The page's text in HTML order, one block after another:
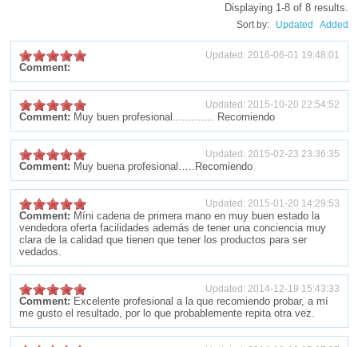
Displaying 1-8 of 8 results.
Sort by: Updated Added
Updated: 2016-06-01 19:48:01
Comment:
Updated: 2015-10-20 22:54:52
Comment: Muy buen profesional............. Recomiendo
Updated: 2015-02-23 23:36:35
Comment: Muy buena profesional…..Recomiendo
Updated: 2015-01-20 14:29:53
Comment: Míni cadena de primera mano en muy buen estado la
vendedora oferta facilidades además de tener una conciencia muy
clara de la calidad que tienen que tener los productos para ser
vedados.
Updated: 2014-12-19 15:43:33
Comment: Excelente profesional a la que recomiendo probar, a mí
me gusto el resultado, por lo que probablemente repita otra vez.